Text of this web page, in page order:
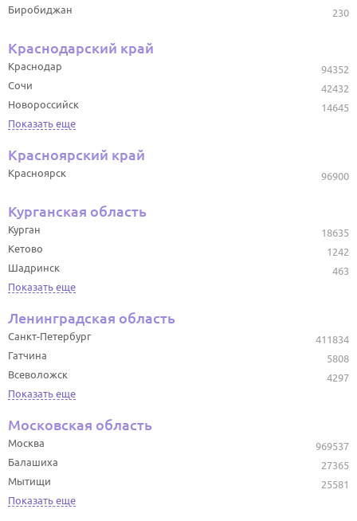
230
Биробиджан
Краснодарский край
94352
Краснодар
42432
Сочи
14645
Новороссийск
Показать еще
Красноярский край
96900
Красноярск
Курганская область
18635
Курган
1242
Кетово
463
Шадринск
Показать еще
Ленинградская область
411834
Санкт-Петербург
5808
Гатчина
4297
Всеволожск
Показать еще
Московская область
969537
Москва
27365
Балашиха
25581
Мытищи
Показать еще